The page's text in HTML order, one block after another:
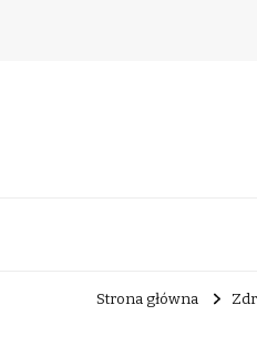
Strona główna